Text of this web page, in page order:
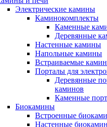
Электрические камины
Каминокомплекты
Каменные
Деревянные
Настенные камины
Напольные камины
Встраиваемые
Порталы для
Деревянные
каминов
Каменные
Биокамины
Встроенные
Настенные